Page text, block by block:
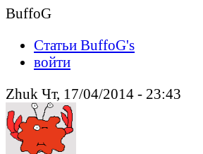
BuffoG
Статьи BuffoG's
войти
Zhuk Чт, 17/04/2014 - 23:43